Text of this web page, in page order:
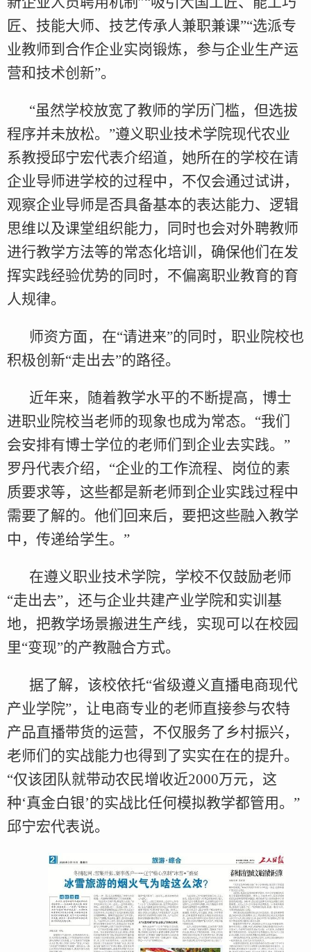
匠、技能大师、技艺传承人兼职兼课”“选派专
业教师到合作企业实岗锻炼，参与企业生产运
营和技术创新”。
“虽然学校放宽了教师的学历门槛，但选拔
程序并未放松。”遵义职业技术学院现代农业
系教授邱宁宏代表介绍道，她所在的学校在请
企业导师进学校的过程中，不仅会通过试讲，
观察企业导师是否具备基本的表达能力、逻辑
思维以及课堂组织能力，同时也会对外聘教师
进行教学方法等的常态化培训，确保他们在发
挥实践经验优势的同时，不偏离职业教育的育
人规律。
师资方面，在“请进来”的同时，职业院校也
积极创新“走出去”的路径。
近年来，随着教学水平的不断提高，博士
进职业院校当老师的现象也成为常态。“我们
会安排有博士学位的老师们到企业去实践。”
罗丹代表介绍，“企业的工作流程、岗位的素
质要求等，这些都是新老师到企业实践过程中
需要了解的。他们回来后，要把这些融入教学
中，传递给学生。”
在遵义职业技术学院，学校不仅鼓励老师
“走出去”，还与企业共建产业学院和实训基
地，把教学场景搬进生产线，实现可以在校园
里“变现”的产教融合方式。
据了解，该校依托“省级遵义直播电商现代
产业学院”，让电商专业的老师直接参与农特
产品直播带货的运营，不仅服务了乡村振兴，
老师们的实战能力也得到了实实在在的提升。
“仅该团队就带动农民增收近2000万元，这
种‘真金白银’的实战比任何模拟教学都管用。”
邱宁宏代表说。